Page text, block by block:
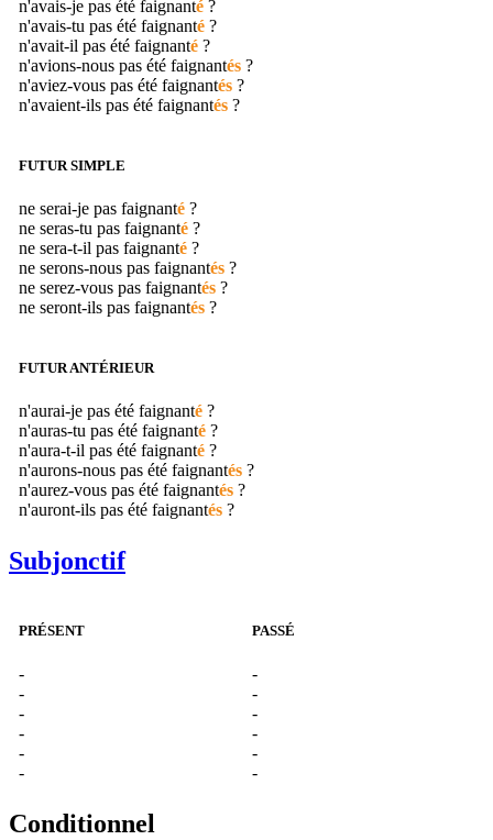
n'avais-je pas été faignanté ?
n'avais-tu pas été faignanté ?
n'avait-il pas été faignanté ?
n'avions-nous pas été faignantés ?
n'aviez-vous pas été faignantés ?
n'avaient-ils pas été faignantés ?
FUTUR SIMPLE
ne serai-je pas faignanté ?
ne seras-tu pas faignanté ?
ne sera-t-il pas faignanté ?
ne serons-nous pas faignantés ?
ne serez-vous pas faignantés ?
ne seront-ils pas faignantés ?
FUTUR ANTÉRIEUR
n'aurai-je pas été faignanté ?
n'auras-tu pas été faignanté ?
n'aura-t-il pas été faignanté ?
n'aurons-nous pas été faignantés ?
n'aurez-vous pas été faignantés ?
n'auront-ils pas été faignantés ?
Subjonctif
PRÉSENT
-
-
-
-
-
-
PASSÉ
-
-
-
-
-
-
Conditionnel